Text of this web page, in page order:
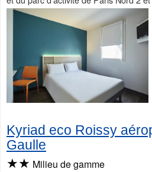
Kyriad eco Roissy
Gaulle
★★ Milieu de gamme